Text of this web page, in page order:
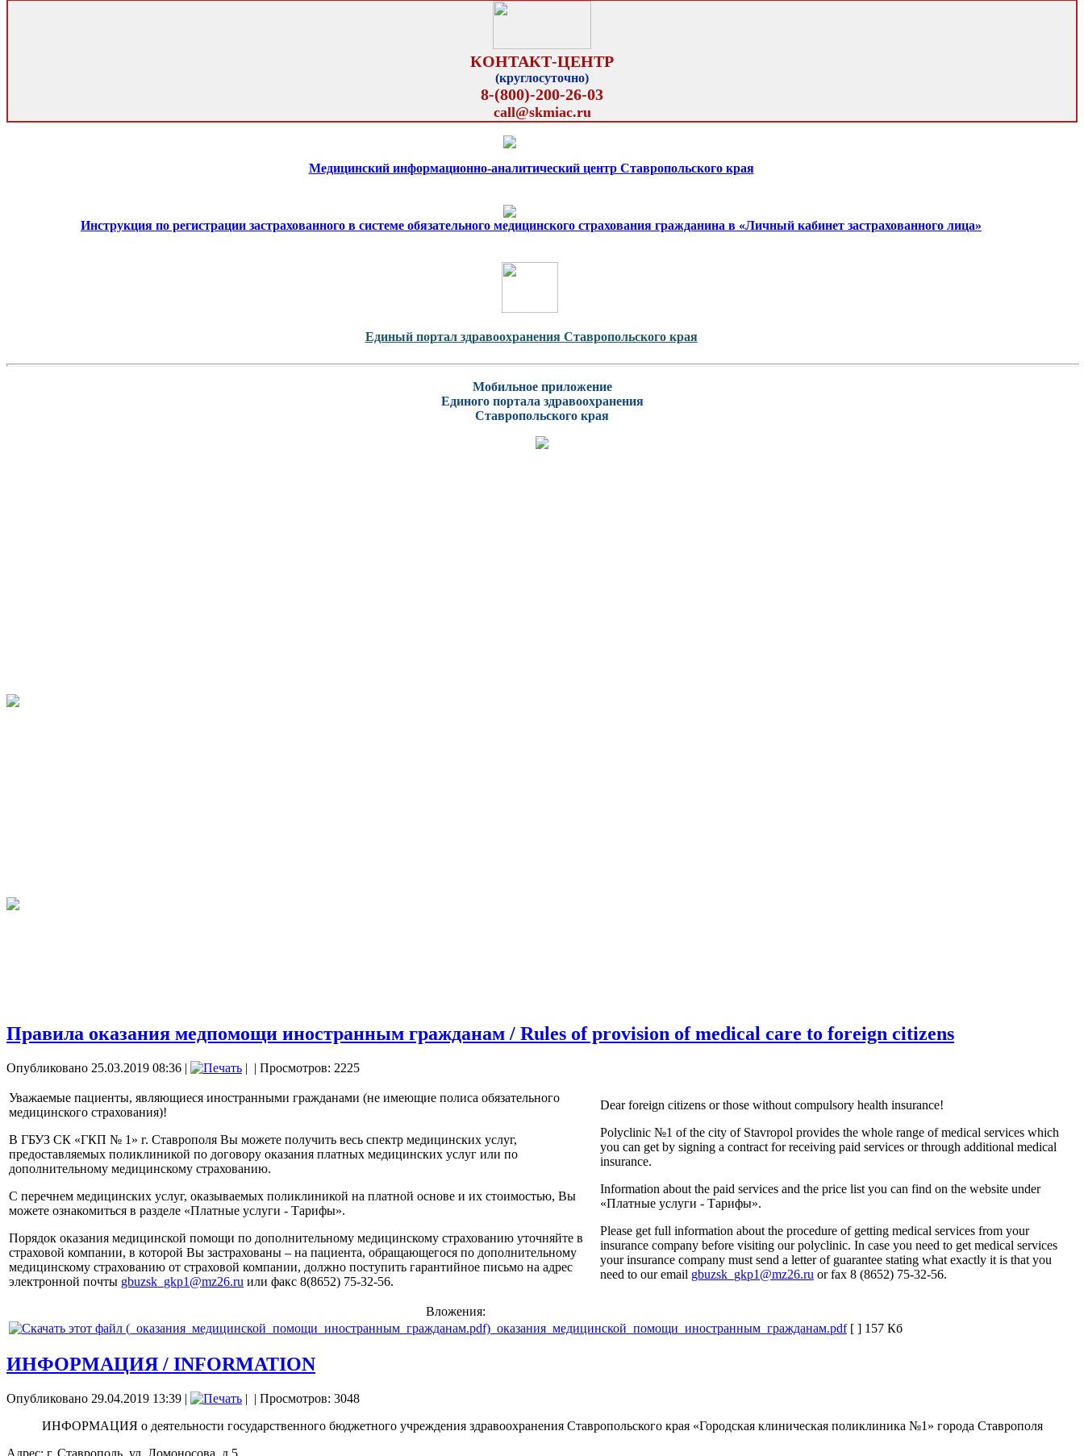
КОНТАКТ-ЦЕНТР
(круглосуточно)
8-(800)-200-26-03
call@skmiac.ru
Медицинский информационно-аналитический центр Ставропольского края
Инструкция по регистрации застрахованного в системе обязательного медицинского страхования гражданина в «Личный кабинет застрахованного лица»
Единый портал здравоохранения Ставропольского края
Мобильное приложение
Единого портала здравоохранения
Ставропольского края
Правила оказания медпомощи иностранным гражданам / Rules of provision of medical care to foreign citizens
Опубликовано 25.03.2019 08:36 | | | Просмотров: 2225
Уважаемые пациенты, являющиеся иностранными гражданами (не имеющие полиса обязательного
медицинского страхования)!
В ГБУЗ СК «ГКП № 1» г. Ставрополя Вы можете получить весь спектр медицинских услуг,
предоставляемых поликлиникой по договору оказания платных медицинских услуг или по
дополнительному медицинскому страхованию.
С перечнем медицинских услуг, оказываемых поликлиникой на платной основе и их стоимостью, Вы
можете ознакомиться в разделе «Платные услуги - Тарифы».
Порядок оказания медицинской помощи по дополнительному медицинскому страхованию уточняйте в
страховой компании, в которой Вы застрахованы – на пациента, обращающегося по дополнительному
медицинскому страхованию от страховой компании, должно поступить гарантийное письмо на адрес
электронной почты gbuzsk_gkp1@mz26.ru или факс 8(8652) 75-32-56.
Dear foreign citizens or those without compulsory health insurance!
Polyclinic №1 of the city of Stavropol provides the whole range of medical services which
you can get by signing a contract for receiving paid services or through additional medical
insurance.
Information about the paid services and the price list you can find on the website under
«Платные услуги - Тарифы».
Please get full information about the procedure of getting medical services from your
insurance company before visiting our polyclinic. In case you need to get medical services
your insurance company must send a letter of guarantee stating what exactly it is that you
need to our email gbuzsk_gkp1@mz26.ru or fax 8 (8652) 75-32-56.
Вложения:
_оказания_медицинской_помощи_иностранным_гражданам.pdf [ ] 157 Кб
ИНФОРМАЦИЯ / INFORMATION
Опубликовано 29.04.2019 13:39 | | | Просмотров: 3048
ИНФОРМАЦИЯ о деятельности государственного бюджетного учреждения здравоохранения Ставропольского края «Городская клиническая поликлиника №1» города Ставрополя